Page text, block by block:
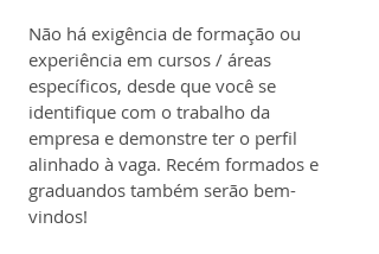
Não há exigência de formação ou
experiência em cursos / áreas
específicos, desde que você se
identifique com o trabalho da
empresa e demonstre ter o perfil
alinhado à vaga. Recém formados e
graduandos também serão bem-
vindos!